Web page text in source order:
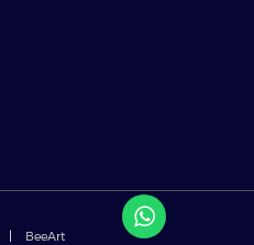
BeeArt